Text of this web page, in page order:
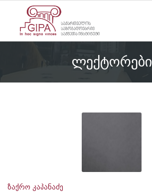
ლექტორები
ზაქრო კაპანაძე